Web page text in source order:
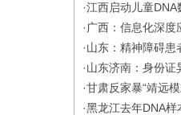
·江西启动儿童
· 广西：信息化深度
·山东：精神障碍患
·山东济南：身份证
·甘肃反家暴“靖远
·黑龙江去年DNA